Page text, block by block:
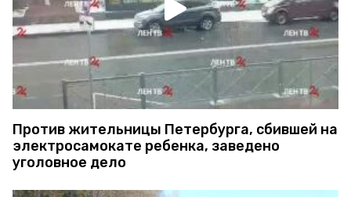
Против жительницы Петербурга, сбившей на
электросамокате ребенка, заведено
уголовное дело